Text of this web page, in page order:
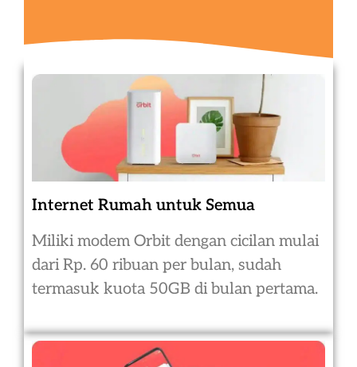
Internet Rumah untuk Semua
Miliki modem Orbit dengan cicilan mulai
dari Rp. 60 ribuan per bulan, sudah
termasuk kuota 50GB di bulan pertama.